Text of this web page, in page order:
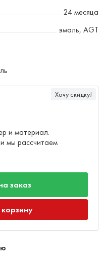
24 месяца
эмаль, AGT
Хочу скидку!
и материал.
мы рассчитаем
заказ